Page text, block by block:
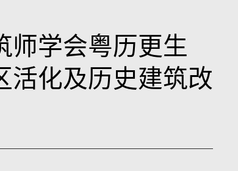
师学会粤历更生
化及历史建筑改